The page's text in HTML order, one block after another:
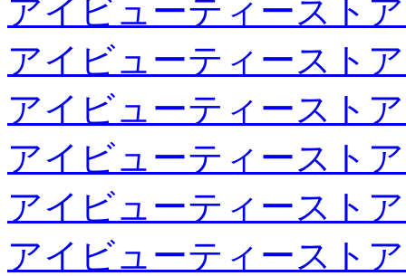
アイビューティースト
アイビューティースト
アイビューティースト
アイビューティースト
アイビューティースト
アイビューティースト